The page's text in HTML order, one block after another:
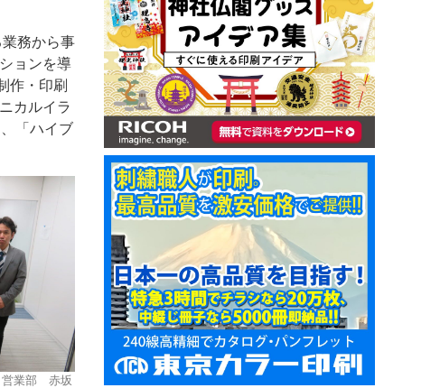
集 中古印刷機・製本機特集
2022 検査・校正特集
務から事
ョンを導
作・印刷
カルイラ
「ハイブ
営業部 赤坂